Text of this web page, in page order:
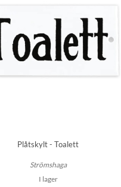
Plåtskylt - Toalett
Strömshaga
I lager